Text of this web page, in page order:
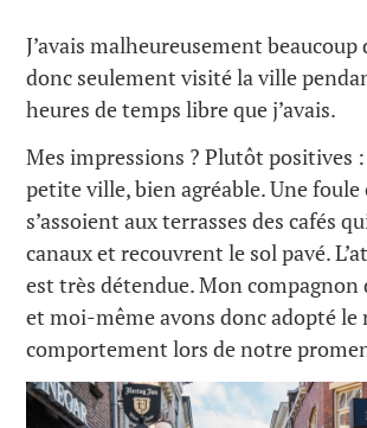
J’avais malheureusement beaucoup
donc seulement visité la ville
heures de temps libre que j’avais.
Mes impressions ? Plutôt positives
petite ville, bien agréable. Une foule
s’assoient aux terrasses des cafés
canaux et recouvrent le sol pavé.
est très détendue. Mon compagnon
et moi-même avons donc adopté le
comportement lors de notre